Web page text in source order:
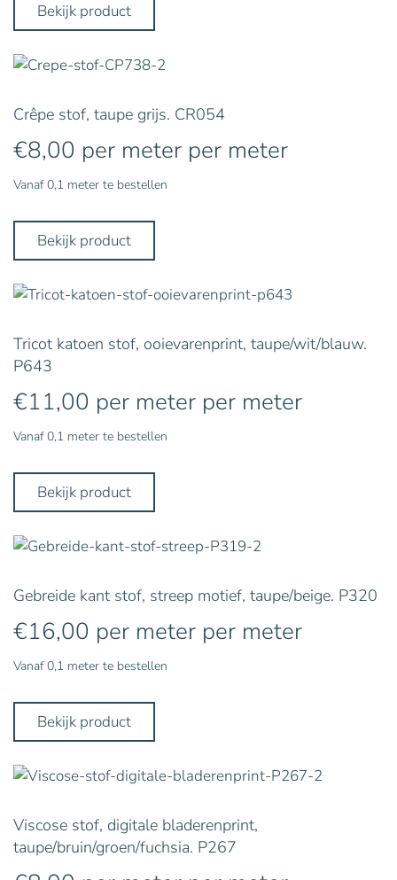
Bekijk product
Crêpe stof, taupe grijs. CR054
€8,00 per meter per meter
Vanaf 0,1 meter te bestellen
Bekijk product
Tricot katoen stof, ooievarenprint, taupe/wit/blauw.
P643
€11,00 per meter per meter
Vanaf 0,1 meter te bestellen
Bekijk product
Gebreide kant stof, streep motief, taupe/beige. P320
€16,00 per meter per meter
Vanaf 0,1 meter te bestellen
Bekijk product
Viscose stof, digitale bladerenprint,
taupe/bruin/groen/fuchsia. P267